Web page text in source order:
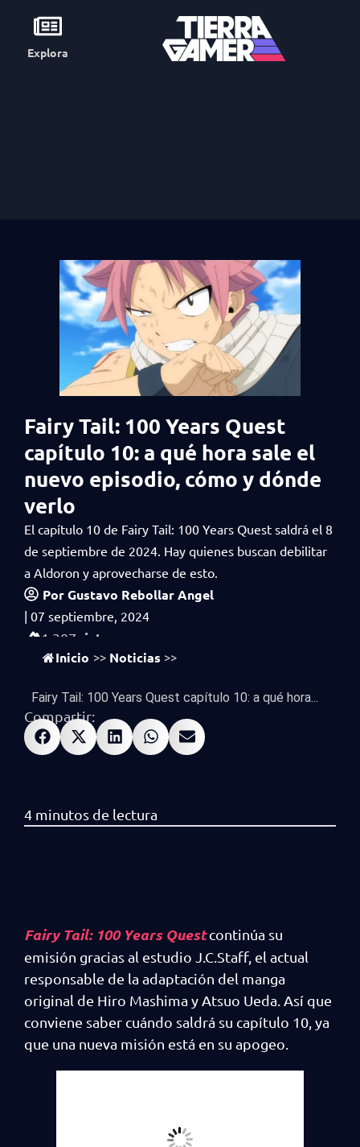
Explora
Fairy Tail: 100 Years Quest
capítulo 10: a qué hora sale el
nuevo episodio, cómo y dónde
verlo
El capítulo 10 de Fairy Tail: 100 Years Quest saldrá el 8
de septiembre de 2024. Hay quienes buscan debilitar
a Aldoron y aprovecharse de esto.
PorGustavo Rebollar Angel
| 07 septiembre, 2024
1,307 vistas
Inicio >> Noticias >>
Fairy Tail: 100 Years Quest capítulo 10: a qué hora...
Compartir:
Fairy Tail: 100 Years Questcontinúa su
emisión gracias al estudio J.C.Staff, el actual
responsable de la adaptación del manga
original de Hiro Mashima y Atsuo Ueda. Así que
conviene saber cuándo saldrá su capítulo 10, ya
que una nueva misión está en su apogeo.